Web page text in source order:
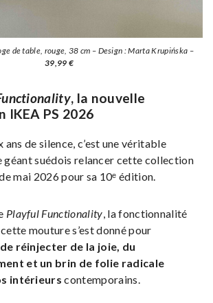
de table, rouge, 38 cm – Design : Marta Krupińska –
39,99 €
, la nouvelle
IKEA PS 2026
de silence, c’est une véritable
géant suédois relancer cette collection
mai 2026 pour sa 10ᵉ édition.
Playful Functionality, la fonctionnalité
mouture s’est donné pour
de réinjecter de la joie, du
et un brin de folie radicale
intérieurs contemporains.